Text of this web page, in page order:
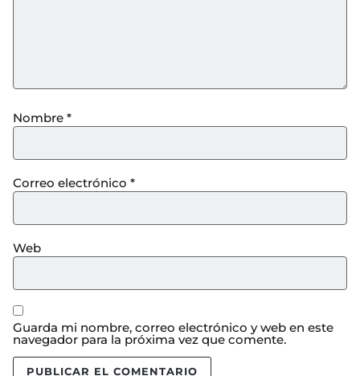
Nombre *
Correo electrónico *
Web
Guarda mi nombre, correo electrónico y web en este
navegador para la próxima vez que comente.